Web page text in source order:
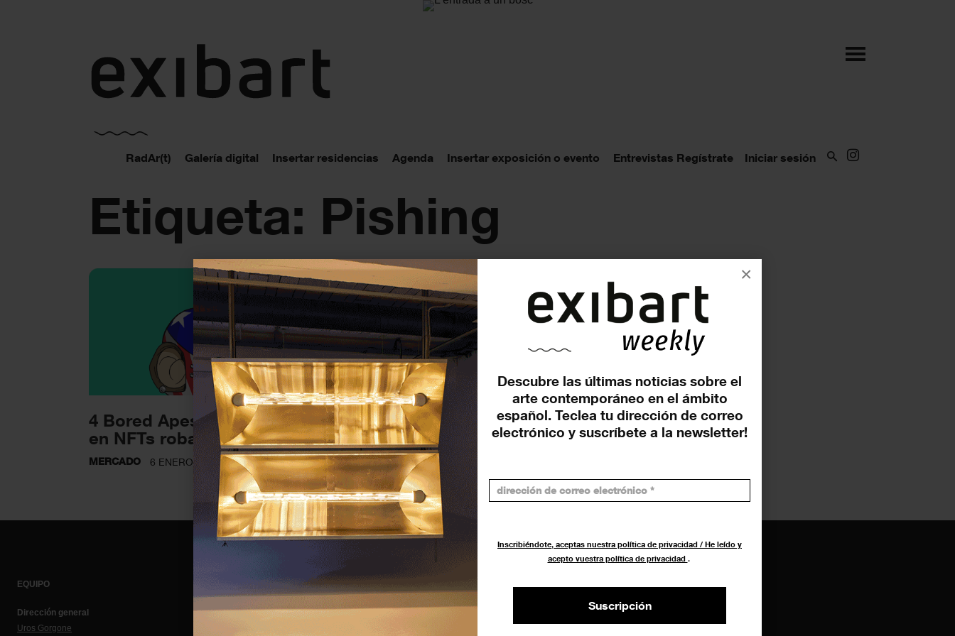
Descubre las últimas noticias sobre el
arte contemporáneo en el ámbito
español. Teclea tu dirección de correo
electrónico y suscríbete a la newsletter!
Inscribiéndote, aceptas nuestra política de privacidad / He leído y
acepto vuestra política de privacidad .
Suscripción
×
RadAr(t) Galería digital Insertar residencias Agenda Insertar exposición o evento Entrevistas Regístrate Iniciar sesión
Etiqueta: Pishing
4 Bored Apes y $ 2 millones
en NFTs robados de...
MERCADO 6 ENERO 2022
EQUIPO
Dirección general
Uros Gorgone